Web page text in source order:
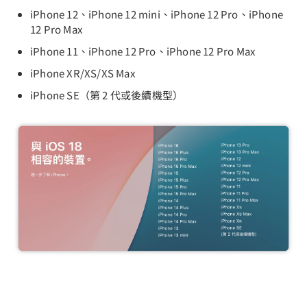
iPhone 12、iPhone 12 mini、iPhone 12 Pro、iPhone
12 Pro Max
iPhone 11、iPhone 12 Pro、iPhone 12 Pro Max
iPhone XR/XS/XS Max
iPhone SE（第 2 代或後續機型）